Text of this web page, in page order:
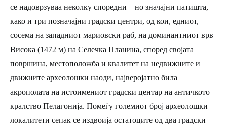
се надоврзуваа неколку споредни – но значајни патишта,
како и три позначајни градски центри, од кои, едниот,
сосема на западниот мариовски раб, на доминантниот врв
Висока (1472 м) на Селечка Планина, според својата
површина, местоположба и квалитет на недвижните и
движните археолошки наоди, најверојатно била
акрополата на истоимениот градски центар на античкото
кралство Пелагонија. Помеѓу големиот број археолошки
локалитети сепак се издвоија остатоците од два градски